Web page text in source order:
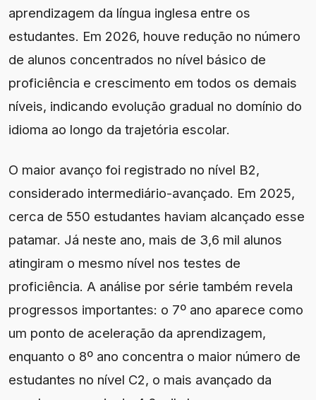
aprendizagem da língua inglesa entre os
estudantes. Em 2026, houve redução no número
de alunos concentrados no nível básico de
proficiência e crescimento em todos os demais
níveis, indicando evolução gradual no domínio do
idioma ao longo da trajetória escolar.
O maior avanço foi registrado no nível B2,
considerado intermediário-avançado. Em 2025,
cerca de 550 estudantes haviam alcançado esse
patamar. Já neste ano, mais de 3,6 mil alunos
atingiram o mesmo nível nos testes de
proficiência. A análise por série também revela
progressos importantes: o 7º ano aparece como
um ponto de aceleração da aprendizagem,
enquanto o 8º ano concentra o maior número de
estudantes no nível C2, o mais avançado da